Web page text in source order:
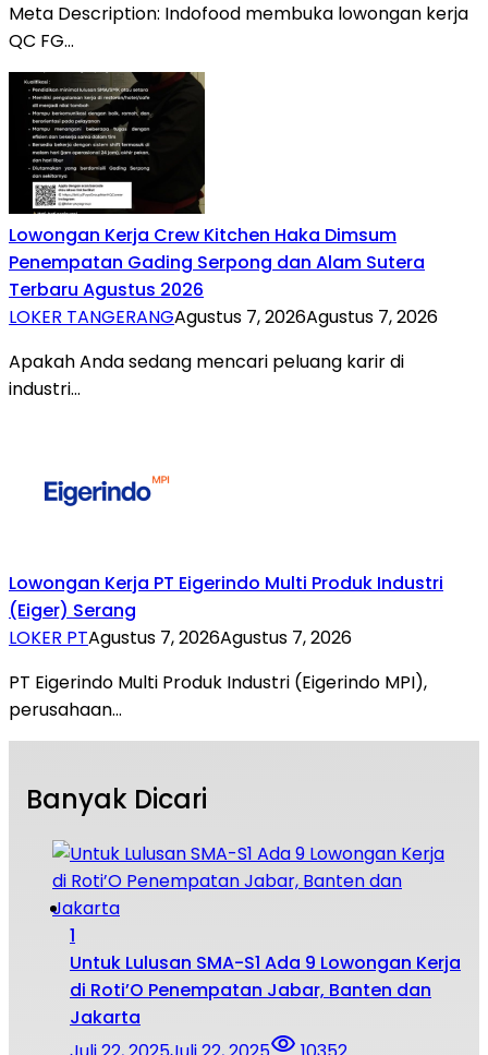
Meta Description: Indofood membuka lowongan kerja
QC FG…
Lowongan Kerja Crew Kitchen Haka Dimsum
Penempatan Gading Serpong dan Alam Sutera
Terbaru Agustus 2026
LOKER TANGERANGAgustus 7, 2026Agustus 7, 2026
Apakah Anda sedang mencari peluang karir di
industri…
Lowongan Kerja PT Eigerindo Multi Produk Industri
(Eiger) Serang
LOKER PTAgustus 7, 2026Agustus 7, 2026
PT Eigerindo Multi Produk Industri (Eigerindo MPI),
perusahaan…
Banyak Dicari
1
Untuk Lulusan SMA-S1 Ada 9 Lowongan Kerja
di Roti’O Penempatan Jabar, Banten dan
Jakarta